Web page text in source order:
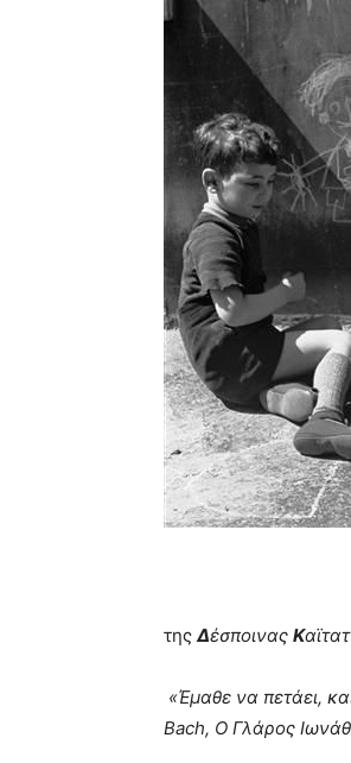
της Δέσποινας Κ
«Έμαθε να
Bach, Ο Γλάρος